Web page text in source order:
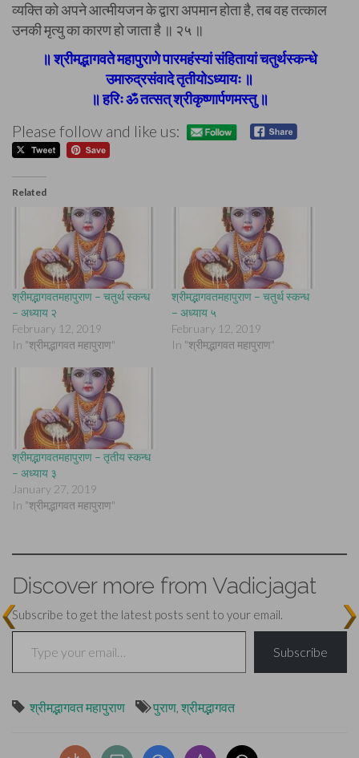
व्यक्ति को अपने आत्मीयजन के द्वारा अपमान होता है, तब वह तत्काल
उनकी मृत्यु का कारण हो जाता है ॥ २५ ॥
॥ श्रीमद्भागवते महापुराणे पारमहंस्यां संहितायां चतुर्थस्कन्धे
उमारुद्रसंवादे तृतीयोऽध्यायः ॥
॥ हरिः ॐ तत्सत् श्रीकृष्णार्पणमस्तु ॥
Please follow and like us:
Related
श्रीमद्भागवतमहापुराण – चतुर्थ स्कन्ध
– अध्याय २
February 12, 2019
In "श्रीमद्भागवत महापुराण"
श्रीमद्भागवतमहापुराण – चतुर्थ स्कन्ध
– अध्याय ५
February 12, 2019
In "श्रीमद्भागवत महापुराण"
श्रीमद्भागवतमहापुराण – तृतीय स्कन्ध
– अध्याय ३
January 27, 2019
In "श्रीमद्भागवत महापुराण"
Discover more from Vadicjagat
Subscribe to get the latest posts sent to your email.
Type your email…
Subscribe
श्रीमद्भागवत महापुराण पुराण, श्रीमद्भागवत